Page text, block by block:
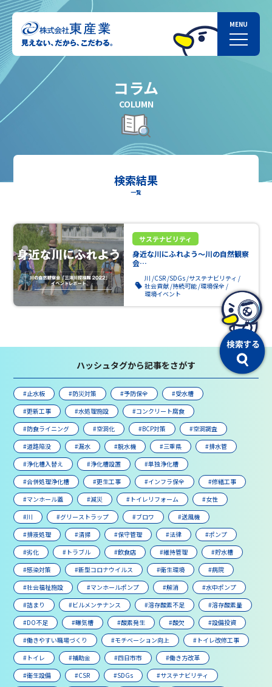
コラム
COLUMN
検索結果
一覧
サステナビリティ
身近な川にふれよう～川の自然観察
会…
川 CSR SDGs サステナビリティ
社会貢献 持続可能 環境保全
環境イベント
ハッシュタグから記事をさがす
#止水板 #防災対策 #予防保全
#受水槽
#更新工事
#水処理施設
#コンクリート腐食
#防食ライニング
#空洞化 #BCP対策
#空洞調査
#道路陥没
#漏水 #脱水機 #三重県
#排水管
#浄化槽入替え
#浄化槽設置
#単独浄化槽
#合併処理浄化槽
#更生工事 #インフラ保全
#修繕工事
#マンホール蓋
#減災 #トイレリフォーム
#女性
#川
#グリーストラップ #ブロワ
#送風機
#排液処理
#清掃 #保守管理 #法律
#ポンプ
#劣化
#トラブル #飲食店 #維持管理
#貯水槽
#感染対策
#新型コロナウイルス #衛生環境
#病院
#社会福祉施設
#マンホールポンプ #解消
#水中ポンプ
#詰まり
#ビルメンテナンス #溶存酸素不足
#溶存酸素量
#DO不足
#曝気槽 #酸素発生 #酸欠
#設備投資
#働きやすい職場づくり
#モチベーション向上
#トイレ改修工事
#トイレ
#補助金 #四日市市
#働き方改革
#衛生設備
#CSR #SDGs
#サステナビリティ